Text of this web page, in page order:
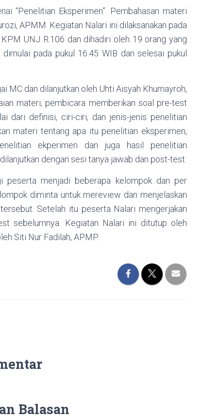
“Penelitian Eksperimen”. Pembahasan materi
APMM. Kegiatan Nalari ini dilaksanakan pada
UNJ R.106 dan dihadiri oleh 19 orang yang
pada pukul 16.45 WIB dan selesai pukul
MC dan dilanjutkan oleh Uhti Aisyah Khumayroh,
materi, pembicara memberikan soal pre-test
dari definisi, ciri-ciri, dan jenis-jenis penelitian
materi tentang apa itu penelitian eksperimen,
ekperimen dan juga hasil penelitian
dengan sesi tanya jawab dan post-test
peserta menjadi beberapa kelompok dan per
diminta untuk mereview dan menjelaskan
Setelah itu peserta Nalari mengerjakan
sebelumnya. Kegiatan Nalari ini ditutup oleh
Siti Nur Fadilah, APMP.
Balasan